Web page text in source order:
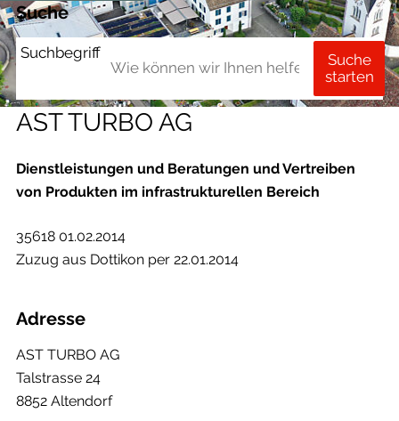
Suche
Suchbegriff
Suche
starten
AST TURBO AG
Dienstleistungen und Beratungen und Vertreiben
von Produkten im infrastrukturellen Bereich
35618 01.02.2014
Zuzug aus Dottikon per 22.01.2014
Adresse
AST TURBO AG
Talstrasse 24
8852 Altendorf